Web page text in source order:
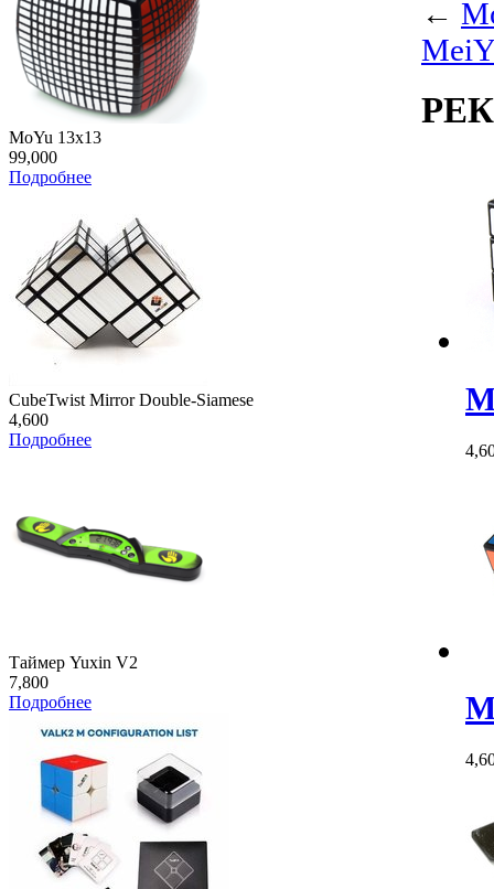
MoYu 13x13
99,000
Подробнее
CubeTwist Mirror Double-Siamese
4,600
Подробнее
Таймер Yuxin V2
7,800
Подробнее
←